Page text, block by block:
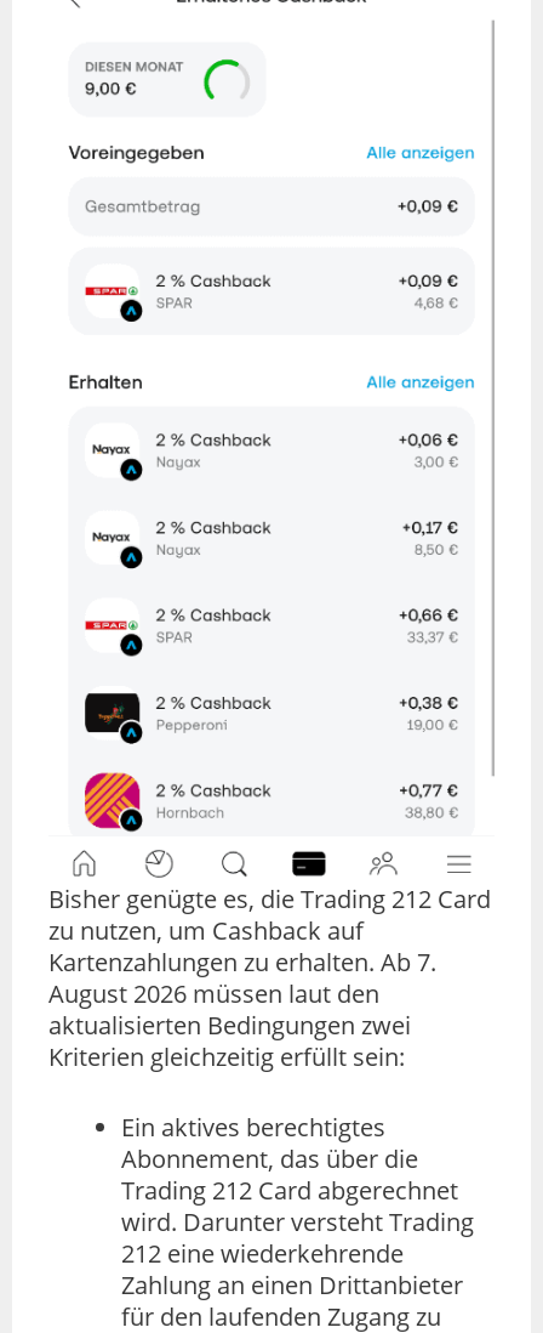
Bisher genügte es, die Trading 212 Card
zu nutzen, um Cashback auf
Kartenzahlungen zu erhalten. Ab 7.
August 2026 müssen laut den
aktualisierten Bedingungen zwei
Kriterien gleichzeitig erfüllt sein:
Ein aktives berechtigtes
Abonnement, das über die
Trading 212 Card abgerechnet
wird. Darunter versteht Trading
212 eine wiederkehrende
Zahlung an einen Drittanbieter
für den laufenden Zugang zu